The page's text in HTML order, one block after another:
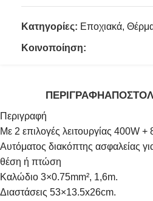
Κατηγορίες: Εποχιακά,
Κοινοποίηση:
ΠΕΡΙΓΡΑΦΉ
Περιγραφή
Με 2 επιλογές λειτουργίας 400W
Αυτόματος διακόπτης ασφαλείας
θέση ή πτώση
Καλώδιο 3×0.75mm², 1,6m.
Διαστάσεις 53×13.5x26cm.